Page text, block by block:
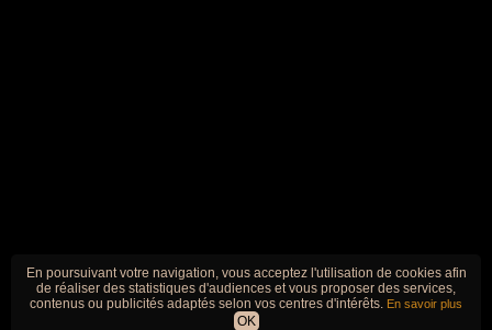
En poursuivant votre navigation, vous acceptez l'utilisation de cookies afin
de réaliser des statistiques d'audiences et vous proposer des services,
contenus ou publicités adaptés selon vos centres d'intérêts. En savoir plus
OK